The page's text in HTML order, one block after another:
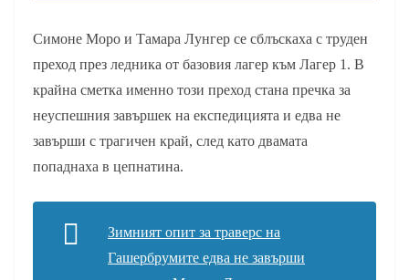
Симоне Моро и Тамара Лунгер се сблъскаха с труден
преход през ледника от базовия лагер към Лагер 1. В
крайна сметка именно този преход стана пречка за
неуспешния завършек на експедицията и едва не
завърши с трагичен край, след като двамата
попаднаха в цепнатина.
Зимният опит за траверс на
Гашербрумите едва не завърши